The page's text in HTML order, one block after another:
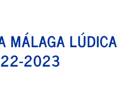
MÁLAGA
2023